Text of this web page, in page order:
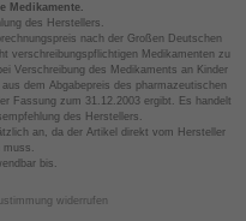
Medikamente.
des Herstellers.
nach der Großen Deutschen
verschreibungspflichtigen Medikamenten zu
Verschreibung des Medikaments an Kinder
dem Abgabepreis des pharmazeutischen
Fassung zum 31.12.2003 ergibt. Es handelt
des Herstellers.
an, da der Artikel direkt vom Hersteller
muss.
bis.
widerrufen